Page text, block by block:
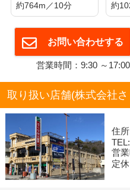
約764m／10分
約
お問い合わせする
営業時間：9:30 ～
取り扱い店舗(株式会社
住
営
定